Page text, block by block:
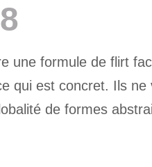
une formule de flirt
qui est concret. Ils
de formes